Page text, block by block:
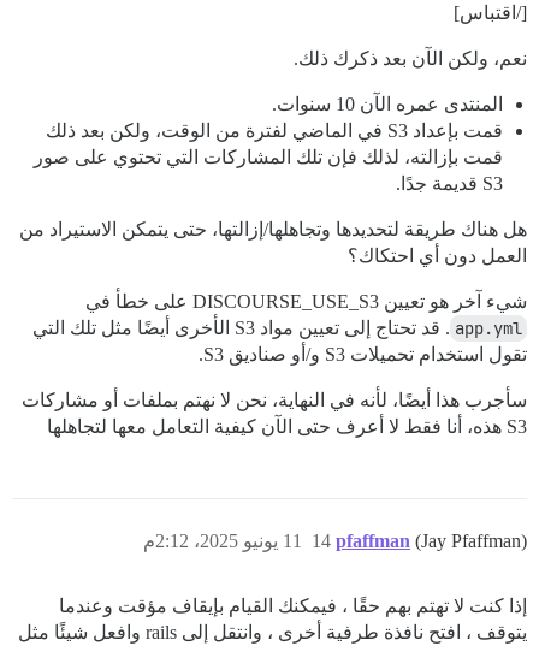
[/اقتباس]
نعم، ولكن الآن بعد ذكرك ذلك.
المنتدى عمره الآن 10 سنوات.
قمت بإعداد S3 في الماضي لفترة من الوقت، ولكن بعد ذلك
قمت بإزالته، لذلك فإن تلك المشاركات التي تحتوي على صور
S3 قديمة جدًا.
هل هناك طريقة لتحديدها وتجاهلها/إزالتها، حتى يتمكن الاستيراد من
العمل دون أي احتكاك؟
شيء آخر هو تعيين DISCOURSE_USE_S3 على خطأ في
app.yml
. قد تحتاج إلى تعيين مواد S3 الأخرى أيضًا مثل تلك التي
تقول استخدام تحميلات S3 و/أو صناديق S3.
سأجرب هذا أيضًا، لأنه في النهاية، نحن لا نهتم بملفات أو مشاركات
S3 هذه، أنا فقط لا أعرف حتى الآن كيفية التعامل معها لتجاهلها
pfaffman (Jay Pfaffman) 11 يونيو 2025، 2:12م 14
إذا كنت لا تهتم بهم حقًا ، فيمكنك القيام بإيقاف مؤقت وعندما
يتوقف ، افتح نافذة طرفية أخرى ، وانتقل إلى rails وافعل شيئًا مثل